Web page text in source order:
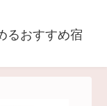
るおすすめ宿